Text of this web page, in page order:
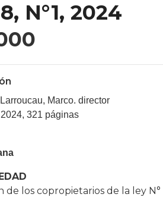
N°1, 2024
Marco. director
321 páginas
de los copropietarios de la ley